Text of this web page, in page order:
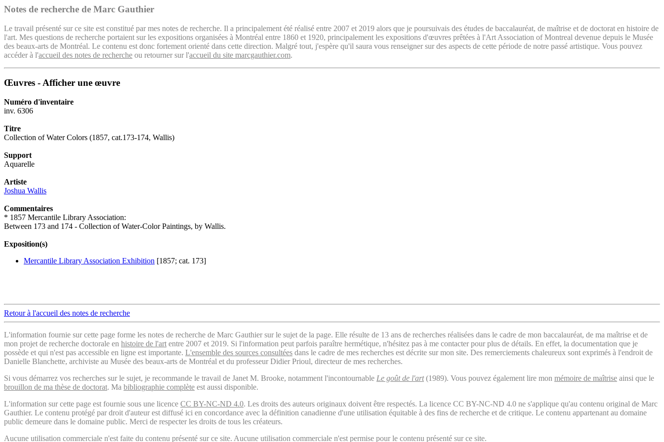
Notes de recherche de Marc Gauthier
Le travail présenté sur ce site est constitué par mes notes de recherche. Il a principalement été réalisé entre 2007 et 2019 alors que je poursuivais des études de baccalauréat, de maîtrise et de doctorat en histoire de
l'art. Mes questions de recherche portaient sur les expositions organisées à Montréal entre 1860 et 1920, principalement les expositions d'œuvres prêtées à l'Art Association of Montreal devenue depuis le Musée
des beaux-arts de Montréal. Le contenu est donc fortement orienté dans cette direction. Malgré tout, j'espère qu'il saura vous renseigner sur des aspects de cette période de notre passé artistique. Vous pouvez
accéder à l'accueil des notes de recherche ou retourner sur l'accueil du site marcgauthier.com.
Œuvres - Afficher une œuvre
Numéro d'inventaire
inv. 6306
Titre
Collection of Water Colors (1857, cat.173-174, Wallis)
Support
Aquarelle
Artiste
Joshua Wallis
Commentaires
* 1857 Mercantile Library Association:
Between 173 and 174 - Collection of Water-Color Paintings, by Wallis.
Exposition(s)
Mercantile Library Association Exhibition [1857; cat. 173]
Retour à l'accueil des notes de recherche
L'information fournie sur cette page forme les notes de recherche de Marc Gauthier sur le sujet de la page. Elle résulte de 13 ans de recherches réalisées dans le cadre de mon baccalauréat, de ma maîtrise et de
mon projet de recherche doctorale en histoire de l'art entre 2007 et 2019. Si l'information peut parfois paraître hermétique, n'hésitez pas à me contacter pour plus de détails. En effet, la documentation que je
possède et qui n'est pas accessible en ligne est importante. L'ensemble des sources consultées dans le cadre de mes recherches est décrite sur mon site. Des remerciements chaleureux sont exprimés à l'endroit de
Danielle Blanchette, archiviste au Musée des beaux-arts de Montréal et du professeur Didier Prioul, directeur de mes recherches.
Si vous démarrez vos recherches sur le sujet, je recommande le travail de Janet M. Brooke, notamment l'incontournable Le goût de l'art(1989). Vous pouvez également lire mon mémoire de maîtrise ainsi que le
brouillon de ma thèse de doctorat. Ma bibliographie complète est aussi disponible.
L'information sur cette page est fournie sous une licence CC BY-NC-ND 4.0. Les droits des auteurs originaux doivent être respectés. La licence CC BY-NC-ND 4.0 ne s'applique qu'au contenu original de Marc
Gauthier. Le contenu protégé par droit d'auteur est diffusé ici en concordance avec la définition canadienne d'une utilisation équitable à des fins de recherche et de critique. Le contenu appartenant au domaine
public demeure dans le domaine public. Merci de respecter les droits de tous les créateurs.
Aucune utilisation commerciale n'est faite du contenu présenté sur ce site. Aucune utilisation commerciale n'est permise pour le contenu présenté sur ce site.